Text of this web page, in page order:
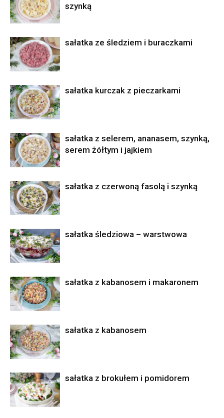
szynką
sałatka ze śledziem i buraczkami
sałatka kurczak z pieczarkami
sałatka z selerem, ananasem, szynką,
serem żółtym i jajkiem
sałatka z czerwoną fasolą i szynką
sałatka śledziowa – warstwowa
sałatka z kabanosem i makaronem
sałatka z kabanosem
sałatka z brokułem i pomidorem